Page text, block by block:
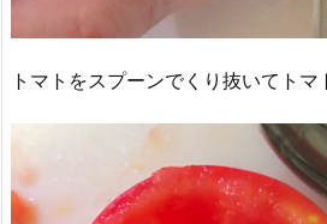
トマトをスプーンでくり抜いてトマ